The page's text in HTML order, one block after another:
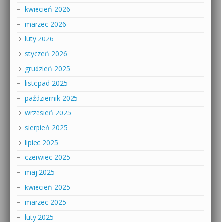
kwiecień 2026
marzec 2026
luty 2026
styczeń 2026
grudzień 2025
listopad 2025
październik 2025
wrzesień 2025
sierpień 2025
lipiec 2025
czerwiec 2025
maj 2025
kwiecień 2025
marzec 2025
luty 2025